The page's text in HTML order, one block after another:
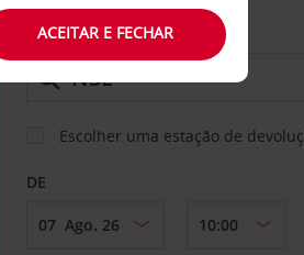
LEVANTAR EM
Escolher uma estação de
DE
ACEITAR E FECHAR